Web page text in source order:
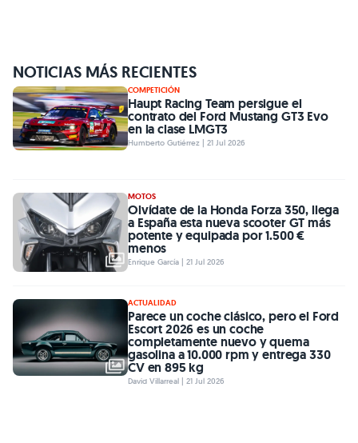
NOTICIAS MÁS RECIENTES
COMPETICIÓN
Haupt Racing Team persigue el
contrato del Ford Mustang GT3 Evo
en la clase LMGT3
Humberto Gutiérrez | 21 Jul 2026
MOTOS
Olvídate de la Honda Forza 350, llega
a España esta nueva scooter GT más
potente y equipada por 1.500 €
menos
Enrique García | 21 Jul 2026
ACTUALIDAD
Parece un coche clásico, pero el Ford
Escort 2026 es un coche
completamente nuevo y quema
gasolina a 10.000 rpm y entrega 330
CV en 895 kg
David Villarreal | 21 Jul 2026